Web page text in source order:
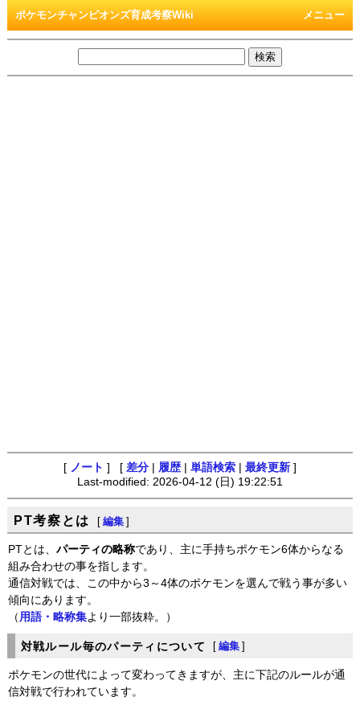
メニュー
ポケモンチャンピオンズ育成考察Wiki
[ ノート ] [ 差分 履歴 単語検索 最終更新 ]
Last-modified: 2026-04-12 (日) 19:22:51
PT考察とは [ 編集 ]
PTとは、パーティの略称であり、主に手持ちポケモン6体からなる
組み合わせの事を指します。
通信対戦では、この中から3～4体のポケモンを選んで戦う事が多い
傾向にあります。
（ 用語・略称集より一部抜粋。）
対戦ルール毎のパーティについて [ 編集 ]
ポケモンの世代によって変わってきますが、主に下記のルールが通
信対戦で行われています。